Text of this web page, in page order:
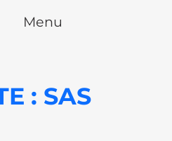
Menu
: SAS